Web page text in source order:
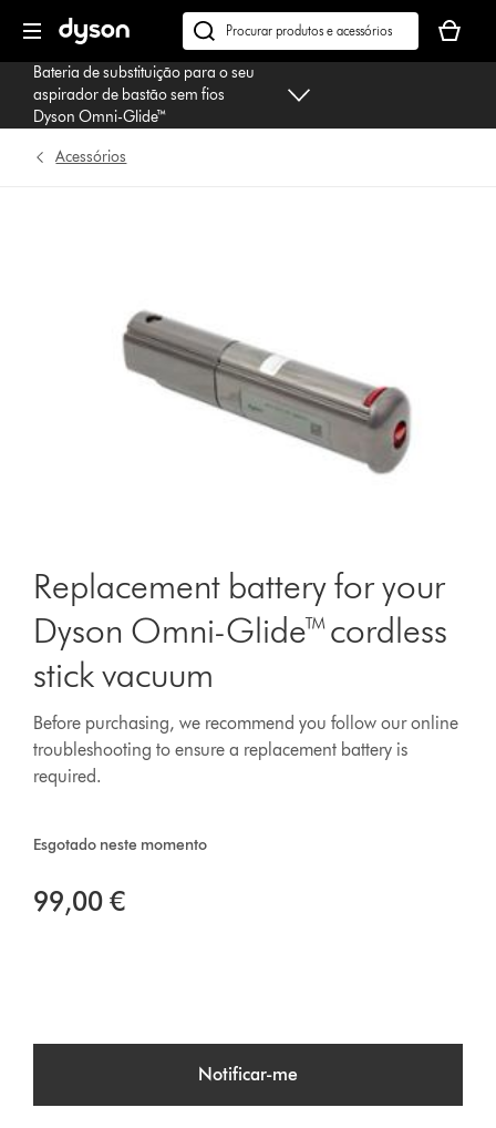
seguinte
Pesquisar
em
dyson.pt
seu
cesto
está
Bateria de substituição para o seu
aspirador de bastão sem fios
Dyson Omni-Glide™
Acessórios
Replacement battery for your
Dyson Omni-Glide™ cordless
stick vacuum
Before purchasing, we recommend you follow our online
troubleshooting to ensure a replacement battery is
required.
Esgotado neste momento
99,00 €
Notificar-me